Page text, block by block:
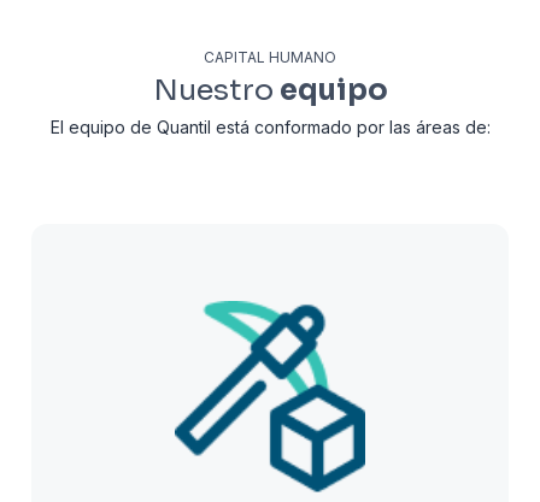
CAPITAL HUMANO
Nuestro equipo
El equipo de Quantil está conformado por las áreas de: